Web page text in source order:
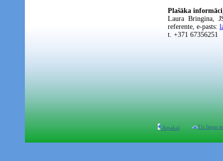
Plašāka
Laura Bringina,
referente, e-pasts:
t. +371 67356251
Atpakaļ Uz lapas